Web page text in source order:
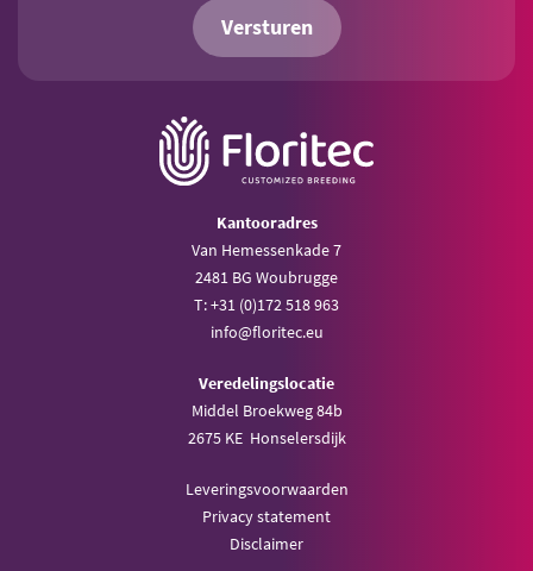
Versturen
Kantooradres
Van Hemessenkade 7
2481 BG Woubrugge
T: +31 (0)172 518 963
info@floritec.eu
Veredelingslocatie
Middel Broekweg 84b
2675 KE Honselersdijk
Leveringsvoorwaarden
Privacy statement
Disclaimer